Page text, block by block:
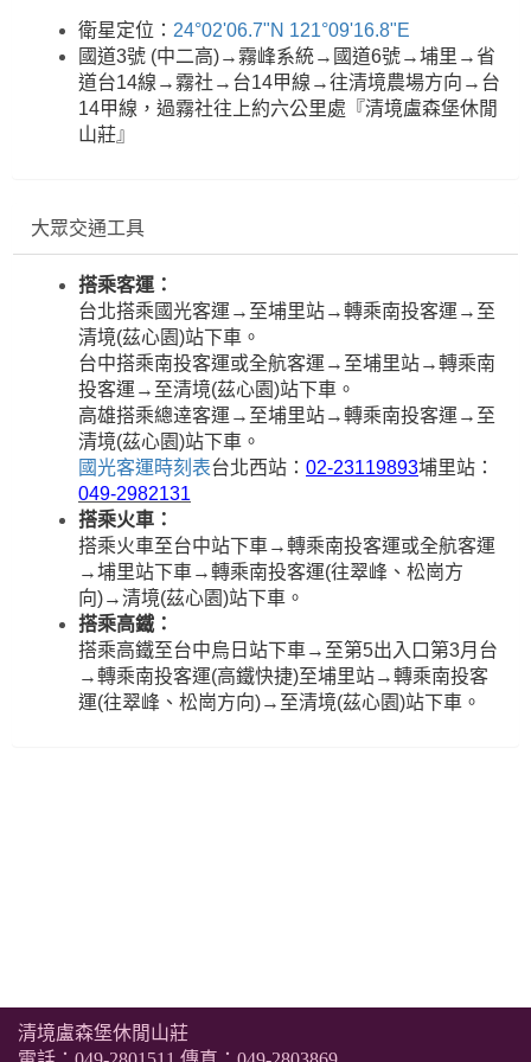
衛星定位： 24°02'06.7"N 121°09'16.8"E
國道3號 (中二高)→霧峰系統→國道6號→埔里→省
道台14線→霧社→台14甲線→往清境農場方向→台
14甲線，過霧社往上約六公里處『清境盧森堡休閒
山莊』
大眾交通工具
搭乘客運：
台北搭乘國光客運→至埔里站→轉乘南投客運→至
清境(茲心園)站下車。
台中搭乘南投客運或全航客運→至埔里站→轉乘南
投客運→至清境(茲心園)站下車。
高雄搭乘總逹客運→至埔里站→轉乘南投客運→至
清境(茲心園)站下車。
國光客運時刻表台北西站： 02-23119893埔里站：
049-2982131
搭乘火車：
搭乘火車至台中站下車→轉乘南投客運或全航客運
→埔里站下車→轉乘南投客運(往翠峰、松崗方
向)→清境(茲心園)站下車。
搭乘高鐵：
搭乘高鐵至台中烏日站下車→至第5出入口第3月台
→轉乘南投客運(高鐵快捷)至埔里站→轉乘南投客
運(往翠峰、松崗方向)→至清境(茲心園)站下車。
清境盧森堡休閒山莊